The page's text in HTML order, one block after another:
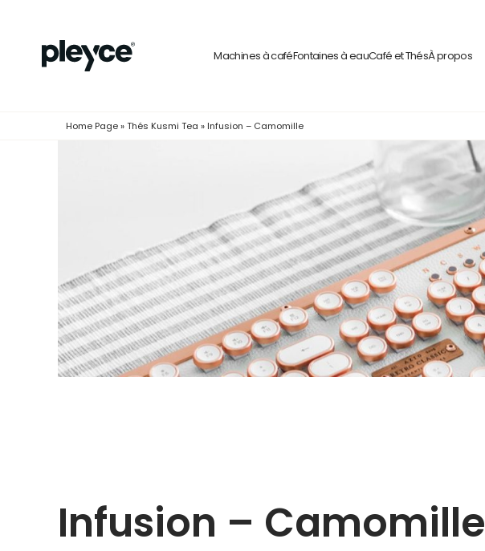
Machines à caféFontaines à eauCafé et ThésÀ propos
Home Page»Thés Kusmi Tea » Infusion – Camomille
Infusion – Camomille